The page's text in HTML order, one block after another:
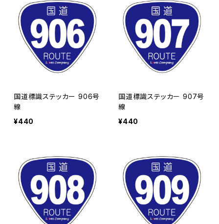
国道標識ステッカー 906号
線
¥440
国道標識ステッカー 907号
線
¥440